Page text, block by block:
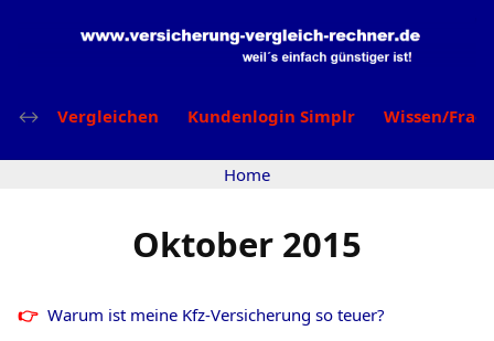
Vergleichen Kundenlogin Simplr Wissen/
Home
Oktober 2015
Warum ist meine Kfz-Versicherung so teuer?